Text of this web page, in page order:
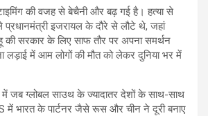
की वजह से बेचैनी और बढ़ गई है। हत्या से
इजरायल के दौरे से लौटे थे, जहां
की सरकार के लिए साफ तौर पर अपना समर्थन
लड़ाई में आम लोगों की मौत को लेकर दुनिया भर में
में जब ग्लोबल साउथ के ज्यादातर देशों के साथ-साथ
में भारत के पार्टनर जैसे रूस और चीन ने दूरी बनाए